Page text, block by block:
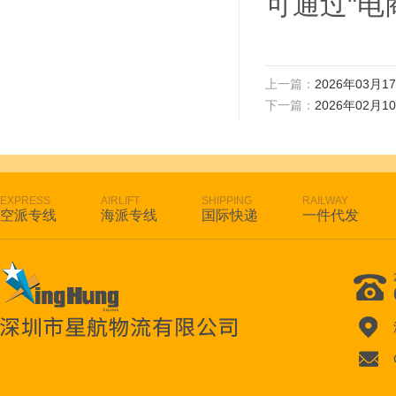
上一篇： 2026年03月
下一篇： 2026年02月
EXPRESS
空派专线
AIRLIFT
海派专线
SHIPPING
国际快递
RAILWAY
一件代发